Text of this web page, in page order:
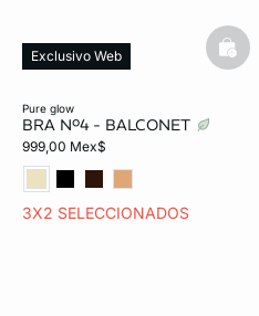
pure glow
BRA Nº4 - BALCONET
999,00 Mex$
3X2 SELECCIONADOS
Exclusivo Web